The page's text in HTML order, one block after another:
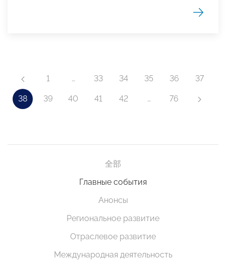
1 … 33 34 35 36 37
38 39 40 41 42 … 76
全部
Главные события
Анонсы
Региональное развитие
Отраслевое развитие
Международная деятельность